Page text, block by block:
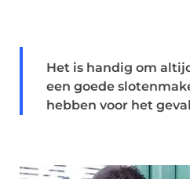
Het is handig om
een goede
hebben voor het